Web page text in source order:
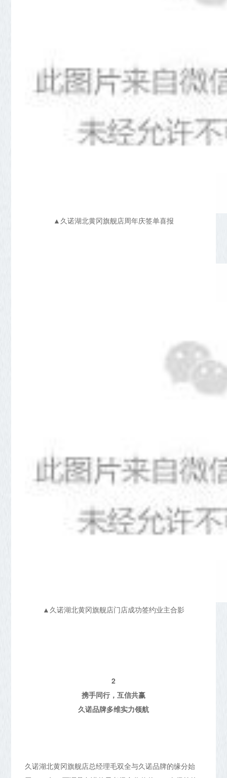
▲久诺湖北黄冈旗舰店周年庆签单喜报
▲久诺湖北黄冈旗舰店门店成功签约业主合影
2
携手同行，互信共赢
久诺品牌多维实力领航
久诺湖北黄冈旗舰店总经理毛双全与久诺品牌的缘分始